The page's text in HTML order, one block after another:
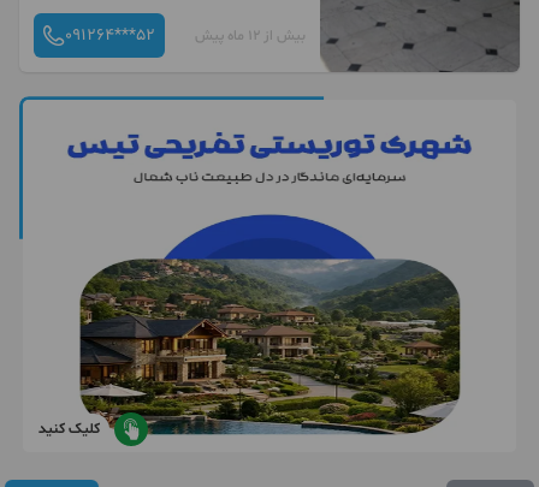
بیش از 12 ماه پیش 091264***52
کلیک کنید